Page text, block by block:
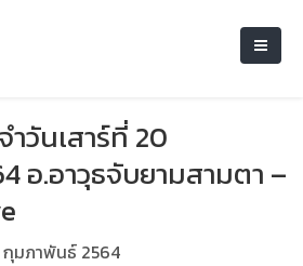
ำวันเสาร์ที่ 20
อ.อาวุธจับยามสามตา –
กุมภาพันธ์ 2564